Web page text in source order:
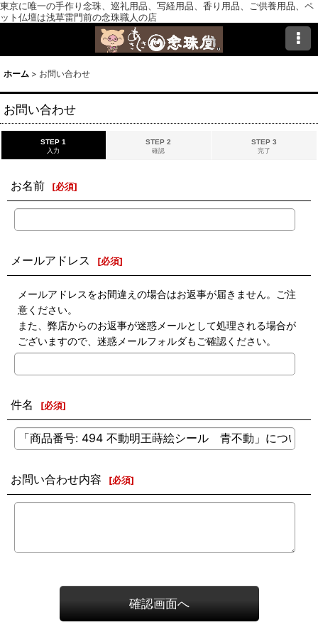
東京に唯一の手作り念珠、巡礼用品、写経用品、香り用品、ご供養用品、ペ
ット仏壇は浅草雷門前の念珠職人の店
ホーム > お問い合わせ
お問い合わせ
STEP 1
入力
STEP 2
確認
STEP 3
完了
お名前 [必須]
メールアドレス [必須]
メールアドレスをお間違えの場合はお返事が届きません。ご注
意ください。
また、弊店からのお返事が迷惑メールとして処理される場合が
ございますので、迷惑メールフォルダもご確認ください。
件名 [必須]
お問い合わせ内容 [必須]
確認画面へ